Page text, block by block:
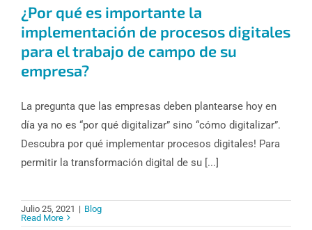
¿Por qué es importante la
implementación de procesos digitales
para el trabajo de campo de su
empresa?
La pregunta que las empresas deben plantearse hoy en
día ya no es “por qué digitalizar” sino “cómo digitalizar”.
Descubra por qué implementar procesos digitales! Para
permitir la transformación digital de su [...]
Julio 25, 2021 | Blog
Read More